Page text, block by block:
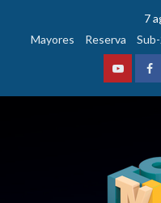
contenido
7
Mayores
Reserva
Youtube